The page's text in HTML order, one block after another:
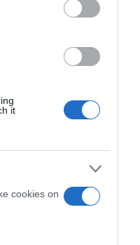
it
cookies on
έλαβε γνώση των
τον κ.
στις πρόσφατες